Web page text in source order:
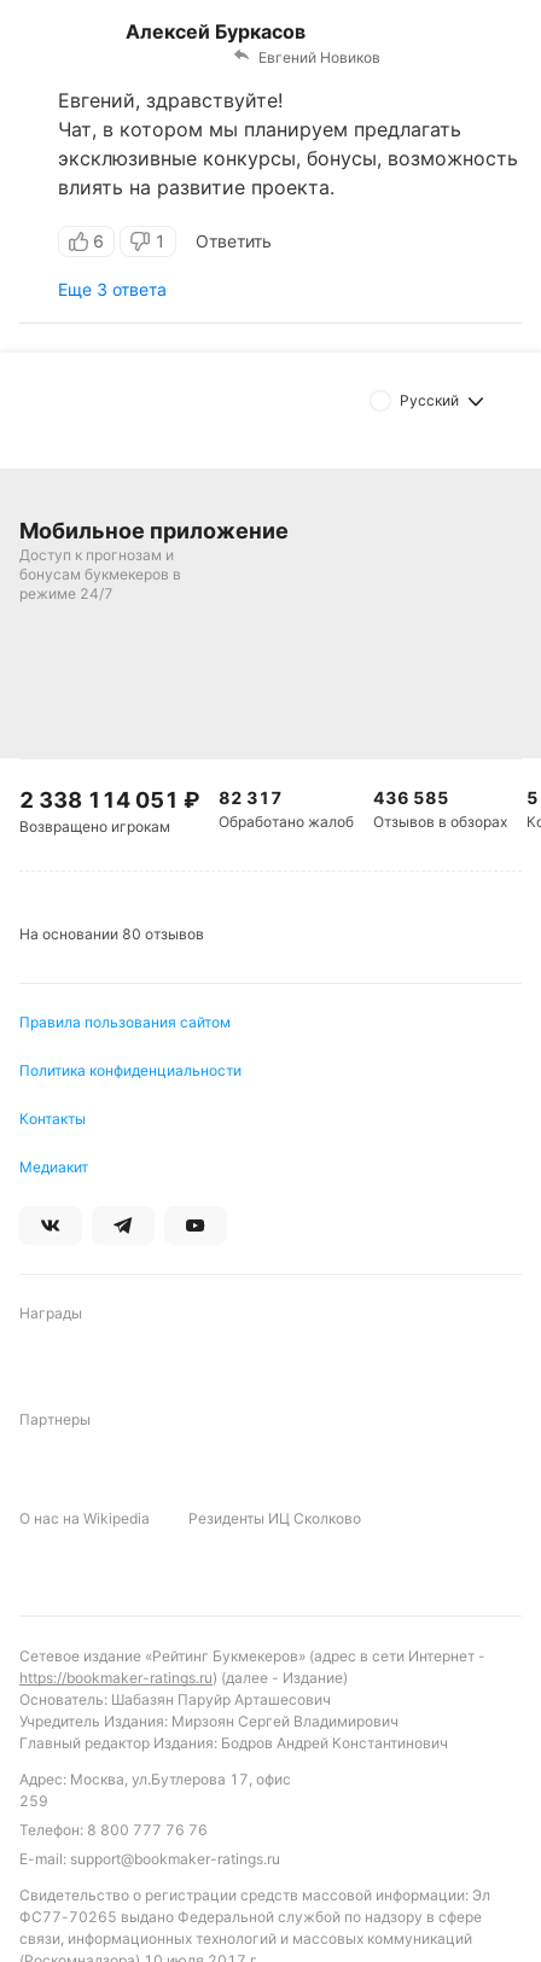
Алексей Буркасов
Евгений Новиков
Евгений, здравствуйте!
Чат, в котором мы планируем предлагать
эксклюзивные конкурсы, бонусы, возможность
влиять на развитие проекта.
6 1 Ответить
Еще 3 ответа
Русский
Мобильное приложение
Доступ к прогнозам и
бонусам букмекеров в
режиме 24/7
2 338 114 051 ₽
Возвращено игрокам
82 317
Обработано жалоб
436 585
Отзывов в обзорах
На основании 80 отзывов
Правила пользования сайтом
Политика конфиденциальности
Контакты
Медиакит
Награды
Партнеры
О нас на Wikipedia Резиденты ИЦ Сколково
Сетевое издание «Рейтинг Букмекеров» (адрес в сети Интернет -
https://bookmaker-ratings.ru) (далее - Издание)
Основатель: Шабазян Паруйр Арташесович
Учредитель Издания: Мирзоян Сергей Владимирович
Главный редактор Издания: Бодров Андрей Константинович
Адрес: Москва, ул.Бутлерова 17, офис
259
Телефон: 8 800 777 76 76
E-mail: support@bookmaker-ratings.ru
Свидетельство о регистрации средств массовой информации: Эл
ФС77-70265 выдано Федеральной службой по надзору в сфере
связи, информационных технологий и массовых коммуникаций